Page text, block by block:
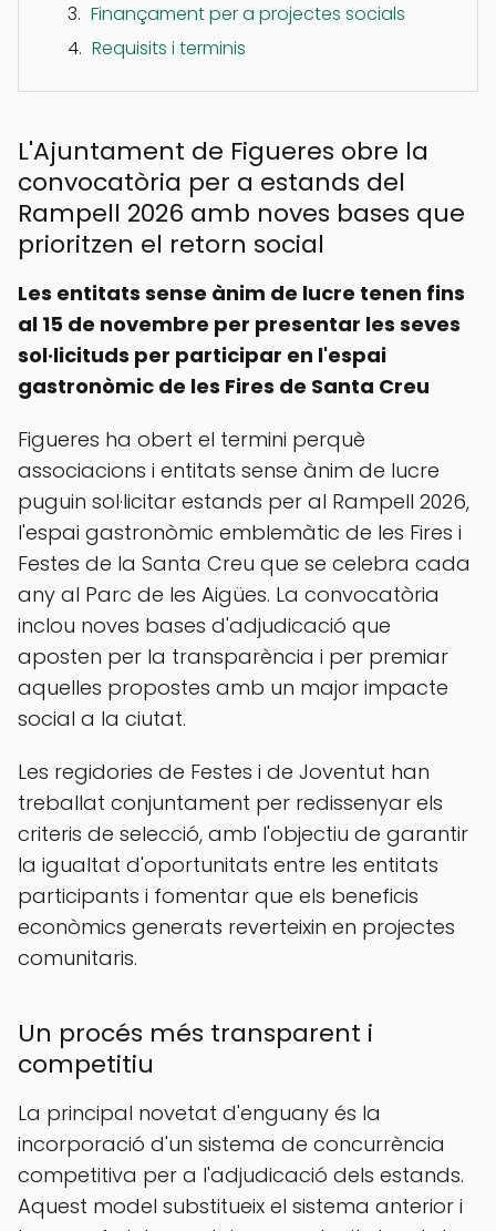
Finançament per a projectes socials
Requisits i terminis
L'Ajuntament de Figueres obre la
convocatòria per a estands del
Rampell 2026 amb noves bases que
prioritzen el retorn social
Les entitats sense ànim de lucre tenen fins
al 15 de novembre per presentar les seves
sol·licituds per participar en l'espai
gastronòmic de les Fires de Santa Creu
Figueres ha obert el termini perquè
associacions i entitats sense ànim de lucre
puguin sol·licitar estands per al Rampell 2026,
l'espai gastronòmic emblemàtic de les Fires i
Festes de la Santa Creu que se celebra cada
any al Parc de les Aigües. La convocatòria
inclou noves bases d'adjudicació que
aposten per la transparència i per premiar
aquelles propostes amb un major impacte
social a la ciutat.
Les regidories de Festes i de Joventut han
treballat conjuntament per redissenyar els
criteris de selecció, amb l'objectiu de garantir
la igualtat d'oportunitats entre les entitats
participants i fomentar que els beneficis
econòmics generats reverteixin en projectes
comunitaris.
Un procés més transparent i
competitiu
La principal novetat d'enguany és la
incorporació d'un sistema de concurrència
competitiva per a l'adjudicació dels estands.
Aquest model substitueix el sistema anterior i